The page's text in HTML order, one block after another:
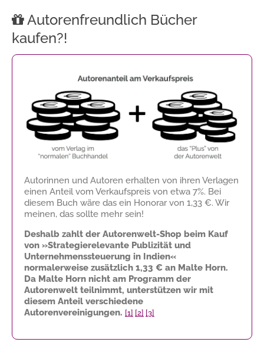
Autorenfreundlich Bücher
kaufen?!
Autorinnen und Autoren erhalten von ihren Verlagen
einen Anteil vom Verkaufspreis von etwa 7%. Bei
diesem Buch wäre das ein Honorar von 1,33 €. Wir
meinen, das sollte mehr sein!
Deshalb zahlt der Autorenwelt-Shop beim Kauf
von »Strategierelevante Publizität und
Unternehmenssteuerung in Indien«
normalerweise zusätzlich 1,33 € an Malte Horn.
Da Malte Horn nicht am Programm der
Autorenwelt teilnimmt, unterstützen wir mit
diesem Anteil verschiedene
Autorenvereinigungen. [1] [2] [3]